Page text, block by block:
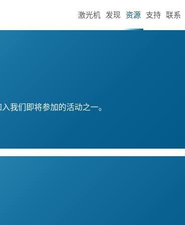
激光机 发现 资源 支持 联系
我们即将参加的活动之一。